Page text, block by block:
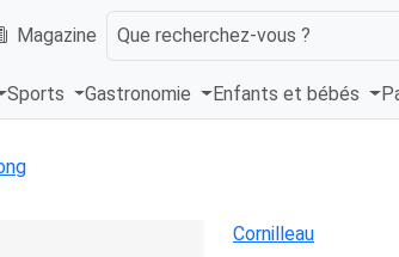
Magazine Que recherchez-vous ?
Sports Gastronomie Enfants et bébés
Cornilleau